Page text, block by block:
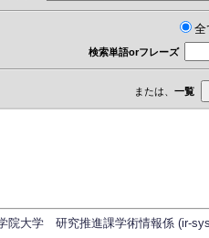
検索単語orフレーズ
または、 一覧
院大学 研究推進課学術情報係 (ir-